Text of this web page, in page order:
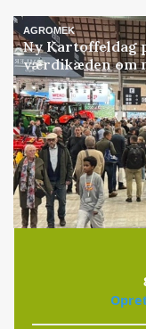
AGROMEK
Ny Kartoffeldag
værdikæden om